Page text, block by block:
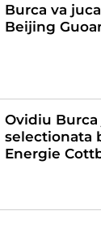
Burca va
Beijing
Ovidiu Burca
selectionata
Energie